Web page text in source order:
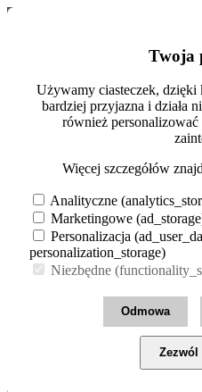
Twoja
Używamy ciasteczek, dzięki
bardziej przyjazna i działa
również
Więcej szczegółów
Analityczne
Marketingowe
Personalizacja
personalization_storage)
Niezbędne
Odmowa
Zezwól
INFOLINIA: 22 258 97 01
Polski
zł
€
£
$
CIAŁO
DLA DZIECI
HIGIENA INTYMNA
OPALANIE
PIELĘGNACJA
Pokaż wszystkie